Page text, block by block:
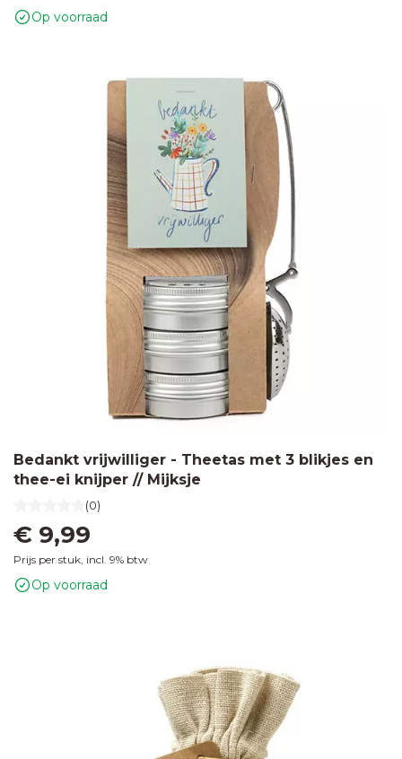
Op voorraad
Bedankt vrijwilliger - Theetas met 3 blikjes en
thee-ei knijper // Mijksje
(0)
€ 9,99
Prijs per stuk, incl. 9% btw
Op voorraad